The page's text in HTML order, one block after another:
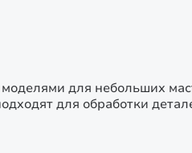
для небольших
для обработки